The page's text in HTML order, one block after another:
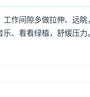
作间隙多做拉伸、远
、看看绿植，舒缓压